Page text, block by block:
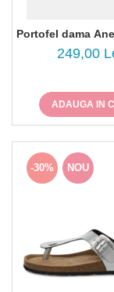
Portofel dama
249,00
ADAUGA IN
-30% NOU